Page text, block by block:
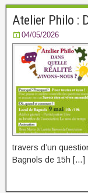
Atelier Philo :
04/05/2026
travers d’un
Bagnols de 15h […]